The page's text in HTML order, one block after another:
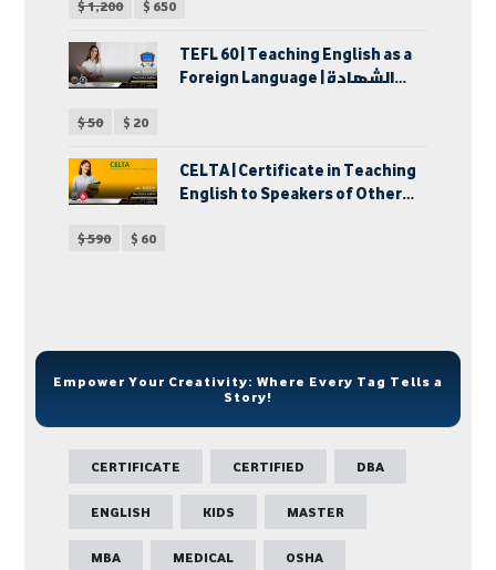
$1,200 $650
TEFL 60 | Teaching English as a
Foreign Language | الشهادة
الناطقين بها
$50 $20
CELTA | Certificate in Teaching
English to Speakers of Other
$590 $60
Empower Your Creativity: Where Every Tag Tells a
Story!
CERTIFICATE CERTIFIED
DBA
ENGLISH
KIDS
MASTER
MBA
MEDICAL
OSHA